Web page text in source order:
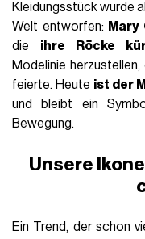
Kleidungsstück wurde
Welt entworfen: Mary
die ihre Röcke
Modelinie
feierte. Heute ist der
und bleibt ein
Bewegung.
Unsere
Ein Trend, der schon